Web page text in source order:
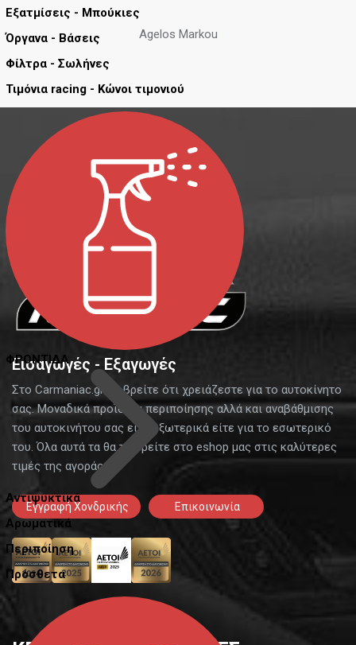
Εξατμίσεις - Μπούκιες
Όργανα - Βάσεις
Φίλτρα - Σωλήνες
Τιμόνια racing - Κώνοι τιμονιού
ΦΡΟΝΤΙΔΑ
Αντιψυκτικά
Αρωματικά
Περιποίηση
Πρόσθετα
Agelos Markou
Εισαγωγές - Εξαγωγές
Στο Carmaniac.gr θα βρείτε ότι χρειάζεστε για το αυτοκίνητο
σας. Μοναδικά προϊόντα περιποίησης αλλά και αναβάθμισης
του αυτοκινήτου σας είτε εξωτερικά είτε για το εσωτερικό
του. Όλα αυτά τα θα τα βρείτε στο eshop μας στις καλύτερες
τιμές της αγοράς.
Εγγραφή Χονδρικής Επικοινωνία